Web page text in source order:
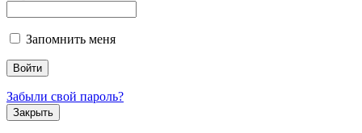
Запомнить меня
Забыли свой пароль?
Закрыть